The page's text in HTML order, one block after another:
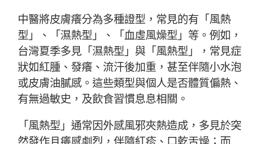
中醫將皮膚癢分為多種證型，常見的有「風熱
型」、「濕熱型」、「血虛風燥型」等。例如，
台灣夏季多見「濕熱型」與「風熱型」，常見症
狀如紅腫、發癢、流汗後加重，甚至伴隨小水泡
或皮膚油膩感。這些類型與個人是否體質偏熱、
有無過敏史，及飲食習慣息息相關。
「風熱型」通常因外感風邪夾熱造成，多見於突
然發作且癢感劇烈，伴隨紅疹、口乾舌燥；而